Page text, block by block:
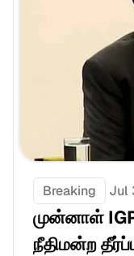
Breaking Jul
முன்னாள்
நீதிமன்ற